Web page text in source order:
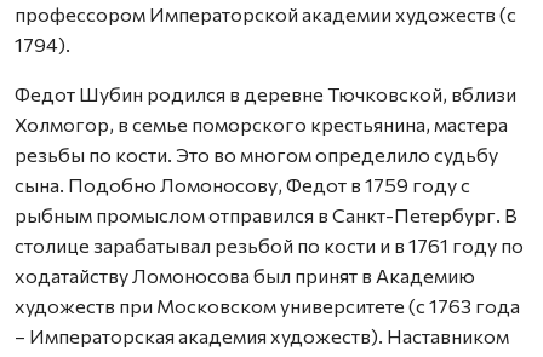
профессором Императорской академии художеств (с
1794).
Федот Шубин родился в деревне Тючковской, вблизи
Холмогор, в семье поморского крестьянина, мастера
резьбы по кости. Это во многом определило судьбу
сына. Подобно Ломоносову, Федот в 1759 году с
рыбным промыслом отправился в Санкт-Петербург. В
столице зарабатывал резьбой по кости и в 1761 году по
ходатайству Ломоносова был принят в Академию
художеств при Московском университете (с 1763 года
– Императорская академия художеств). Наставником